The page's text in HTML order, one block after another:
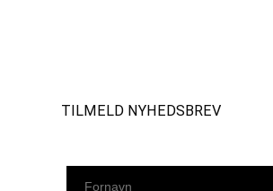
TILMELD NYHEDSBREV